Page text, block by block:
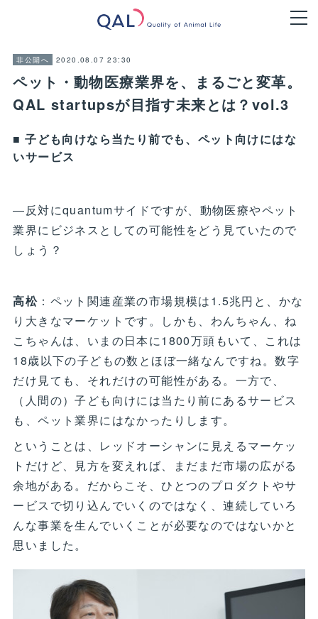
非公開へ 2020.08.07 23:30
ペット・動物医療業界を、まるごと変革。
QAL startupsが目指す未来とは？vol.3
■ 子ども向けなら当たり前でも、ペット向けにはな
いサービス
―反対にquantumサイドですが、動物医療やペット
業界にビジネスとしての可能性をどう見ていたので
しょう？
高松 ：ペット関連産業の市場規模は1.5兆円と、かな
り大きなマーケットです。しかも、わんちゃん、ね
こちゃんは、いまの日本に1800万頭もいて、これは
18歳以下の子どもの数とほぼ一緒なんですね。数字
だけ見ても、それだけの可能性がある。一方で、
（人間の）子ども向けには当たり前にあるサービス
も、ペット業界にはなかったりします。
ということは、レッドオーシャンに見えるマーケッ
トだけど、見方を変えれば、まだまだ市場の広がる
余地がある。だからこそ、ひとつのプロダクトやサ
ービスで切り込んでいくのではなく、連続していろ
んな事業を生んでいくことが必要なのではないかと
思いました。